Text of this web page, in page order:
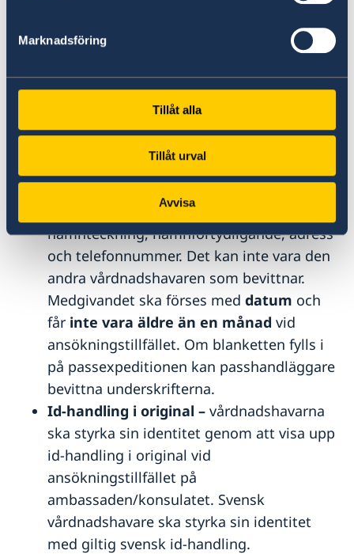
Marknadsföring
Tillåt alla
Tillåt urval
Avvisa
dokument) som inte får vara äldre än en
Vårdnadshavares medgivande.Blankett
finns nedan. Medgivande behövs även om
ska skriva under medgivandet.
Vårdnadshavares namnteckning ska
av utomstående person, med
namnteckning, namnförtydligande, adress
och telefonnummer. Det kan inte vara den
andra vårdnadshavaren som bevittnar.
Medgivandet ska förses med datum och
får inte vara äldre än en månad vid
ansökningstillfället. Om blanketten fylls i
på passexpeditionen kan passhandläggare
bevittna underskrifterna.
Id-handling i original – vårdnadshavarna
ska styrka sin identitet genom att visa upp
id-handling i original vid
ansökningstillfället på
ambassaden/konsulatet. Svensk
vårdnadshavare ska styrka sin identitet
med giltig svensk id-handling.